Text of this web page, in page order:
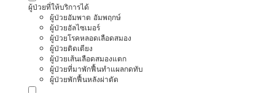
ผู้ป่วยที่ให้บริการได้
ผู้ป่วยอัมพาต อัมพฤกษ์
ผู้ป่วยอัลไซเมอร์
ผู้ป่วยโรคหลอดเลือดสมอง
ผู้ป่วยติดเตียง
ผู้ป่วยเส้นเลือดสมองแตก
ผู้ป่วยที่มาพักฟื้นทำแผลกดทับ
ผู้ป่วยพักฟื้นหลังผ่าตัด